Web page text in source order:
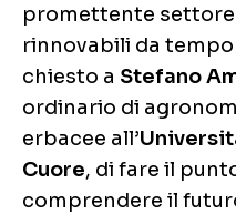
promettente settore
rinnovabili da
chiesto a Stefano
ordinario di
erbacee all’
Cuore, di fare il
comprendere il